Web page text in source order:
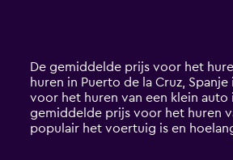
14
categories.
The
chart
has
De gemiddelde prijs voor het
huren in Puerto de la Cruz,
voor het huren van een klein
gemiddelde prijs voor het huren
populair het voertuig is en